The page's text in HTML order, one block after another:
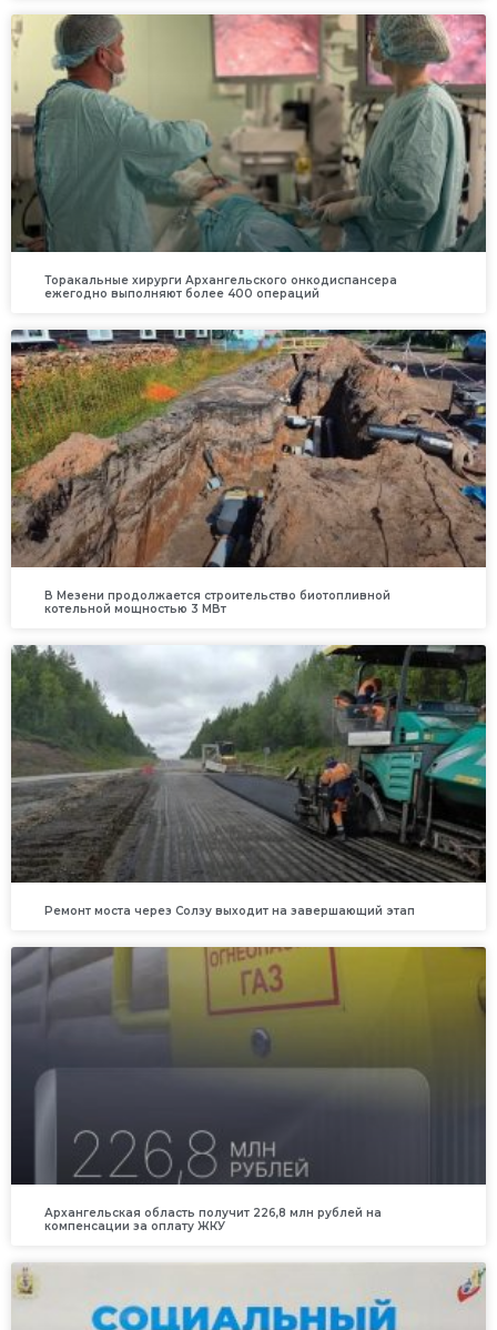
Торакальные хирурги Архангельского онкодиспансера
ежегодно выполняют более 400 операций
В Мезени продолжается строительство биотопливной
котельной мощностью 3 МВт
Ремонт моста через Солзу выходит на завершающий этап
Архангельская область получит 226,8 млн рублей на
компенсации за оплату ЖКУ